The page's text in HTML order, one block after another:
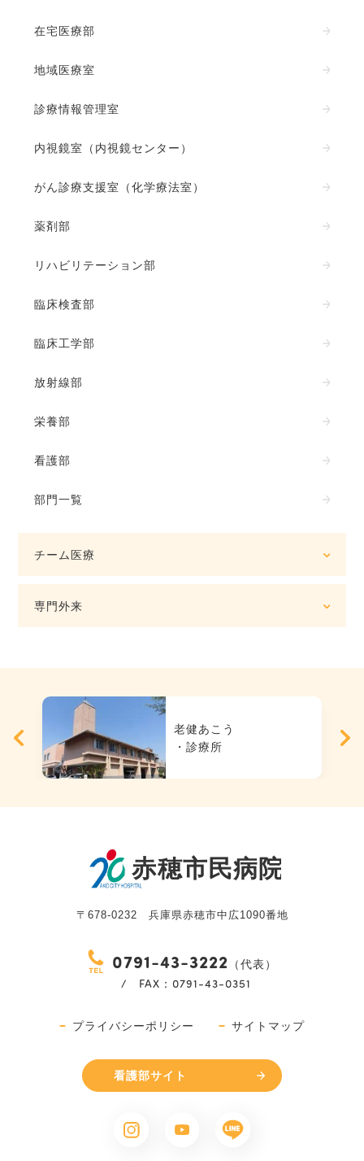
在宅医療部
地域医療室
診療情報管理室
内視鏡室（内視鏡センター）
がん診療支援室（化学療法室）
薬剤部
リハビリテーション部
臨床検査部
臨床工学部
放射線部
栄養部
看護部
部門一覧
チーム医療
専門外来
老健あこう
・診療所
〒678-0232 兵庫県赤穂市中広1090番地
0791-43-3222 （代表）
/ FAX：0791-43-0351
プライバシーポリシー サイトマップ
看護部サイト